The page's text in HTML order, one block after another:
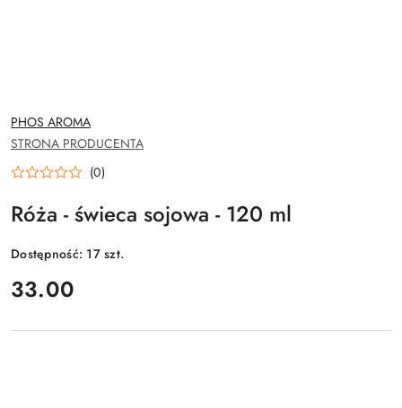
NAZWA
PRODUCENTA:
PHOS AROMA
STRONA PRODUCENTA
(0)
Róża - świeca sojowa - 120 ml
Dostępność: 17szt.
cena:
33.00